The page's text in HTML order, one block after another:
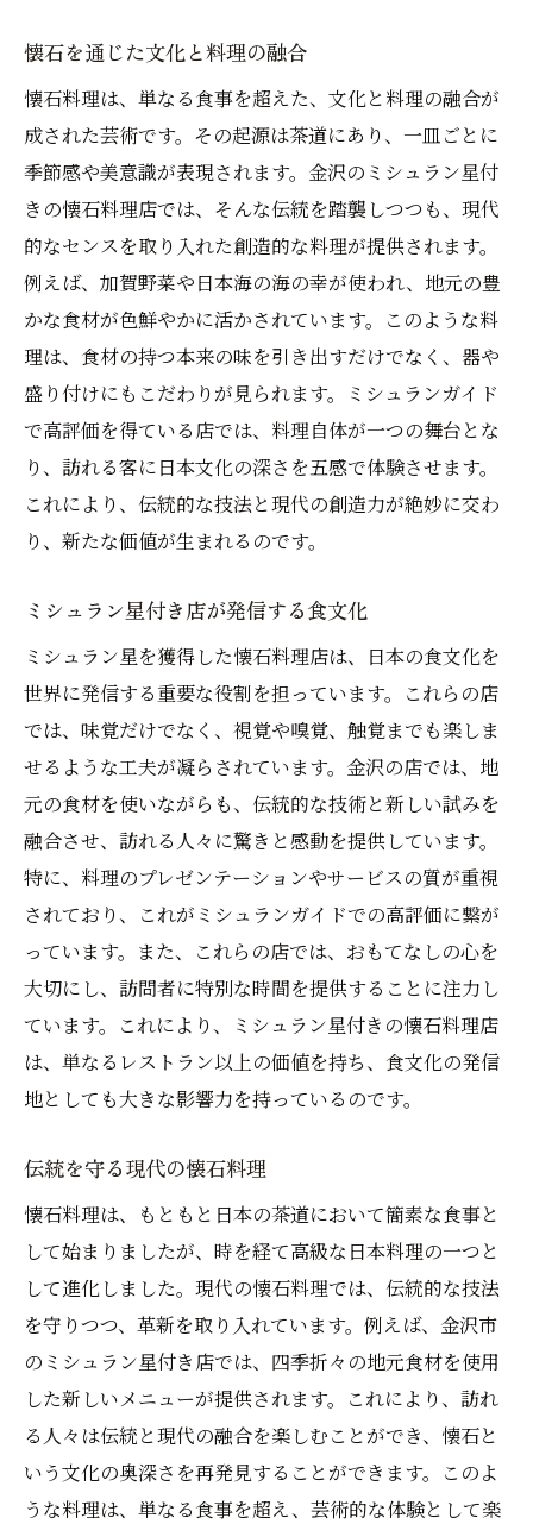
懐石を通じた文化と料理の融合
懐石料理は、単なる食事を超えた、文化と料理の融合が
成された芸術です。その起源は茶道にあり、一皿ごとに
季節感や美意識が表現されます。金沢のミシュラン星付
きの懐石料理店では、そんな伝統を踏襲しつつも、現代
的なセンスを取り入れた創造的な料理が提供されます。
例えば、加賀野菜や日本海の海の幸が使われ、地元の豊
かな食材が色鮮やかに活かされています。このような料
理は、食材の持つ本来の味を引き出すだけでなく、器や
盛り付けにもこだわりが見られます。ミシュランガイド
で高評価を得ている店では、料理自体が一つの舞台とな
り、訪れる客に日本文化の深さを五感で体験させます。
これにより、伝統的な技法と現代の創造力が絶妙に交わ
り、新たな価値が生まれるのです。
ミシュラン星付き店が発信する食文化
ミシュラン星を獲得した懐石料理店は、日本の食文化を
世界に発信する重要な役割を担っています。これらの店
では、味覚だけでなく、視覚や嗅覚、触覚までも楽しま
せるような工夫が凝らされています。金沢の店では、地
元の食材を使いながらも、伝統的な技術と新しい試みを
融合させ、訪れる人々に驚きと感動を提供しています。
特に、料理のプレゼンテーションやサービスの質が重視
されており、これがミシュランガイドでの高評価に繋が
っています。また、これらの店では、おもてなしの心を
大切にし、訪問者に特別な時間を提供することに注力し
ています。これにより、ミシュラン星付きの懐石料理店
は、単なるレストラン以上の価値を持ち、食文化の発信
地としても大きな影響力を持っているのです。
伝統を守る現代の懐石料理
懐石料理は、もともと日本の茶道において簡素な食事と
して始まりましたが、時を経て高級な日本料理の一つと
して進化しました。現代の懐石料理では、伝統的な技法
を守りつつ、革新を取り入れています。例えば、金沢市
のミシュラン星付き店では、四季折々の地元食材を使用
した新しいメニューが提供されます。これにより、訪れ
る人々は伝統と現代の融合を楽しむことができ、懐石と
いう文化の奥深さを再発見することができます。このよ
うな料理は、単なる食事を超え、芸術的な体験として楽